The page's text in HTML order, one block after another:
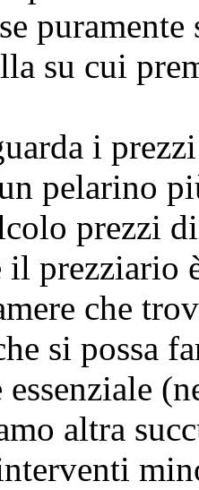
su cui
i
pelarino
prezzi
il
che
si possa
essenziale
altra